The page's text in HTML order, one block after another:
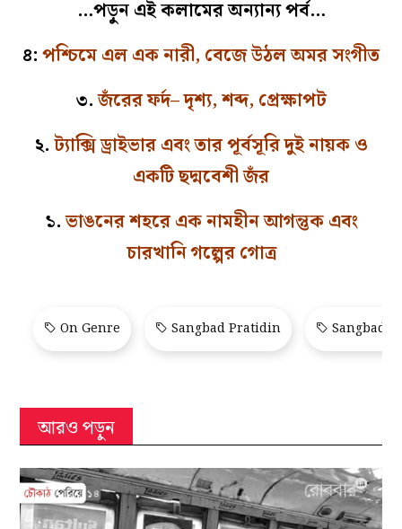
…পড়ুন এই কলামের অন্যান্য পর্ব…
৪:পশ্চিমে এল এক নারী, বেজে উঠল অমর সংগীত
৩.জঁরের ফর্দ– দৃশ্য, শব্দ, প্রেক্ষাপট
২.ট্যাক্সি ড্রাইভার এবং তার পূর্বসূরি দুই নায়ক ও
একটি ছদ্মবেশী জঁর
১.ভাঙনের শহরে এক নামহীন আগন্তুক এবং
চারখানি গল্পের গোত্র
On Genre Sangbad Pratidin Sangbad
আরও পড়ুন